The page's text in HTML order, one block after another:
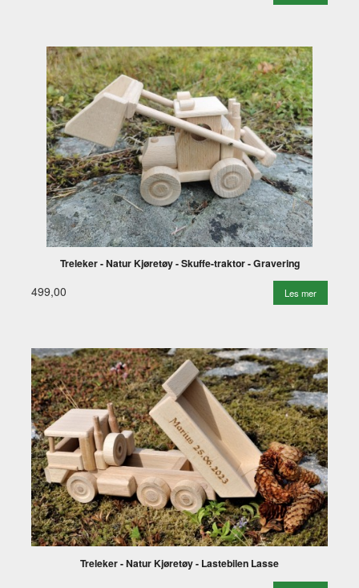
Treleker - Natur Kjøretøy - Skuffe-traktor - Gravering
499,00 Les mer
Treleker - Natur Kjøretøy - Lastebilen Lasse